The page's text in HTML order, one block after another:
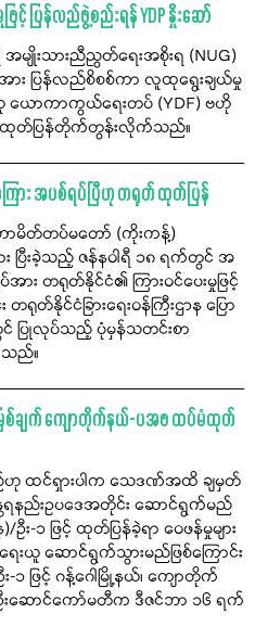
င့် ပြန်လည်ဖွဲ့စည်းရန် YDP နှိုးဆော်
အမျိုးသားညီညွတ်ရေးအစိုးရ (NUG)
း ပြန်လည်စိစစ်ကာ လူထုရွေးချယ်မှု
ဟု ယောကာကွယ်ရေးတပ် (YDF) ဗဟို
ထုတ်ပြန်တိုက်တွန်းလိုက်သည်။
ြား အပစ်ရပ်ပြီဟု တရုတ် ထုတ်ပြန်
ာမိတ်တပ်မတော် (ကိုးကန့်)
း ပြီးခဲ့သည့် ဇန်နဝါရီ ၁၈ ရက်တွင် အ
း တရုတ်နိုင်ငံ၏ ကြားဝင်ပေးမှုဖြင့်
တ်နိုင်ငံခြားရေးဝန်ကြီးဌာန ပြော
ပြုလုပ်သည့် ပုံမှန်သတင်းစာ
သည်။
စ်ချက် ကျောတိုက်နယ်-ပအဖ ထပ်မံထုတ်
ည်ဟု ထင်ရှားပါက သေဒဏ်အထိ ချမှတ်
တရနည်းဥပဒေအတိုင်း ဆောင်ရွက်မည်
၁ ဖြင့် ထုတ်ပြန်ခဲ့ရာ ဝေဖန်မှုများ
ေးယူ ဆောင်ရွက်သွားမည်ဖြစ်ကြောင်း
ဖြင့် ဂန့်ဂေါမြို့နယ်၊ ကျောတိုက်
းဆောင်ကော်မတီက ဒီဇင်ဘာ ၁၆ ရက်